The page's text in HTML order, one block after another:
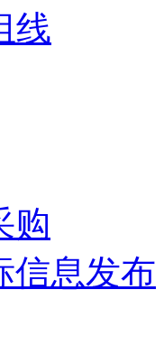
线
购
信息发布